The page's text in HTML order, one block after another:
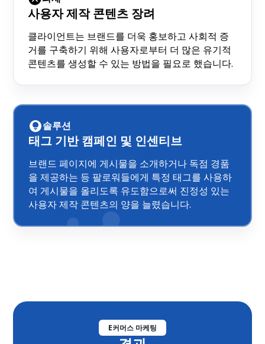
사용자 제작 콘텐츠 장려
클라이언트는 브랜드를 더욱 홍보하고 사회적 증
거를 구축하기 위해 사용자로부터 더 많은 유기적
콘텐츠를 생성할 수 있는 방법을 필요로 했습니다.
솔루션
태그 기반 캠페인 및 인센티브
브랜드 페이지에 게시물을 소개하거나 독점 경품
을 제공하는 등 팔로워들에게 특정 태그를 사용하
여 게시물을 올리도록 유도함으로써 진정성 있는
사용자 제작 콘텐츠의 양을 늘렸습니다.
E커머스 마케팅